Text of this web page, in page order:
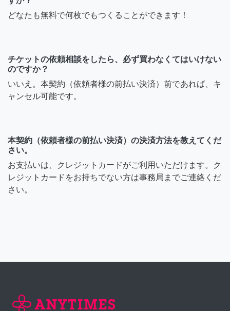
どなたも無料で何枚でもつくることができます！
チケットの依頼相談をしたら、必ず買わなくてはいけない
のですか？
いいえ。本契約（依頼者様の前払い決済）前であれば、キ
ャンセル可能です。
本契約（依頼者様の前払い決済）の決済方法を教えてくだ
さい。
お支払いは、クレジットカードがご利用いただけます。ク
レジットカードをお持ちでない方は事務局までご連絡くだ
さい。